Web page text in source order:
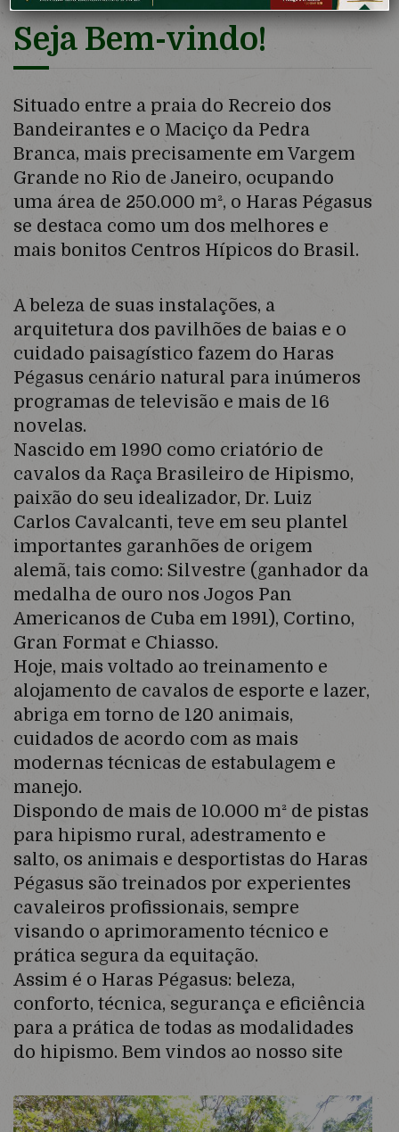
Seja Bem-vindo!
Situado entre a praia do Recreio dos
Bandeirantes e o Maciço da Pedra
Branca, mais precisamente em Vargem
Grande no Rio de Janeiro, ocupando
uma área de 250.000 m², o Haras Pégasus
se destaca como um dos melhores e
mais bonitos Centros Hípicos do Brasil.
A beleza de suas instalações, a
arquitetura dos pavilhões de baias e o
cuidado paisagístico fazem do Haras
Pégasus cenário natural para inúmeros
programas de televisão e mais de 16
novelas.
Nascido em 1990 como criatório de
cavalos da Raça Brasileiro de Hipismo,
paixão do seu idealizador, Dr. Luiz
Carlos Cavalcanti, teve em seu plantel
importantes garanhões de origem
alemã, tais como: Silvestre (ganhador da
medalha de ouro nos Jogos Pan
Americanos de Cuba em 1991), Cortino,
Gran Format e Chiasso.
Hoje, mais voltado ao treinamento e
alojamento de cavalos de esporte e lazer,
abriga em torno de 120 animais,
cuidados de acordo com as mais
modernas técnicas de estabulagem e
manejo.
Dispondo de mais de 10.000 m² de pistas
para hipismo rural, adestramento e
salto, os animais e desportistas do Haras
Pégasus são treinados por experientes
cavaleiros profissionais, sempre
visando o aprimoramento técnico e
prática segura da equitação.
Assim é o Haras Pégasus: beleza,
conforto, técnica, segurança e eficiência
para a prática de todas as modalidades
do hipismo. Bem vindos ao nosso site